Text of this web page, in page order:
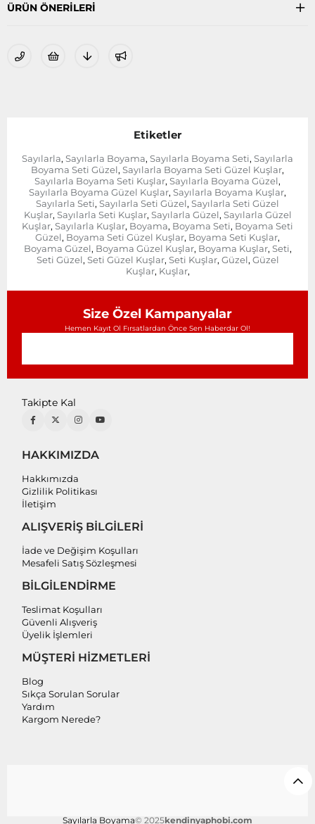
ÜRÜN ÖNERILERI
Etiketler
Sayılarla, Sayılarla Boyama, Sayılarla Boyama Seti, Sayılarla
Boyama Seti Güzel, Sayılarla Boyama Seti Güzel Kuşlar,
Sayılarla Boyama Seti Kuşlar, Sayılarla Boyama Güzel,
Sayılarla Boyama Güzel Kuşlar, Sayılarla Boyama Kuşlar,
Sayılarla Seti, Sayılarla Seti Güzel, Sayılarla Seti Güzel
Kuşlar, Sayılarla Seti Kuşlar, Sayılarla Güzel, Sayılarla Güzel
Kuşlar, Sayılarla Kuşlar, Boyama, Boyama Seti, Boyama Seti
Güzel, Boyama Seti Güzel Kuşlar, Boyama Seti Kuşlar,
Boyama Güzel, Boyama Güzel Kuşlar, Boyama Kuşlar, Seti,
Seti Güzel, Seti Güzel Kuşlar, Seti Kuşlar, Güzel, Güzel
Kuşlar, Kuşlar,
Size Özel Kampanyalar
Hemen Kayıt Ol Fırsatlardan Önce Sen Haberdar Ol!
Takipte Kal
HAKKIMIZDA
Hakkımızda
Gizlilik Politikası
İletişim
ALIŞVERİŞ BİLGİLERİ
İade ve Değişim Koşulları
Mesafeli Satış Sözleşmesi
BİLGİLENDİRME
Teslimat Koşulları
Güvenli Alışveriş
Üyelik İşlemleri
MÜŞTERİ HİZMETLERİ
Blog
Sıkça Sorulan Sorular
Yardım
Kargom Nerede?
Sayılarla Boyama© 2025kendinyaphobi.com